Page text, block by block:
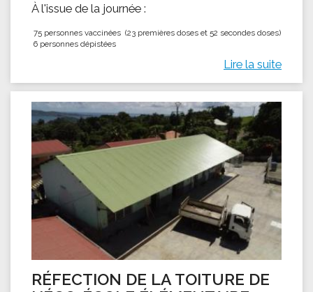
À l'issue de la journée :
75 personnes vaccinées (23 premières doses et 52 secondes doses)
6 personnes dépistées
Lire la suite
RÉFECTION DE LA TOITURE DE